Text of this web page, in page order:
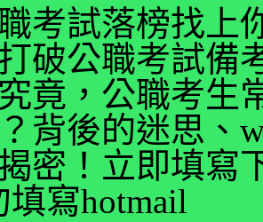
考試落榜找上
破公職考試備
竟，公職考生
背後的迷思、
密！立即填寫
填寫hotmail